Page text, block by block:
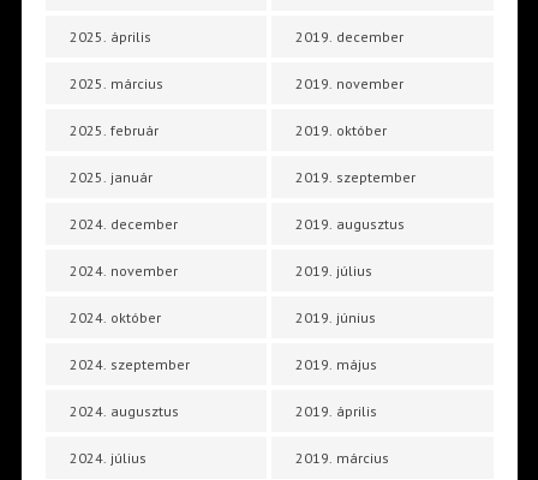
2025. április
2025. március
2025. február
2025. január
2024. december
2024. november
2024. október
2024. szeptember
2024. augusztus
2024. július
2019. december
2019. november
2019. október
2019. szeptember
2019. augusztus
2019. július
2019. június
2019. május
2019. április
2019. március